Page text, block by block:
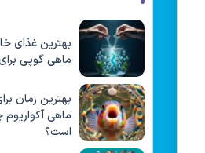
بهترین غذای
ماهی گوپی
بهترین زمان
ماهی
است؟